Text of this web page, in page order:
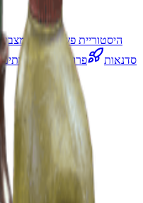
היסטוריית פשיטות מצבור
סדנאות
פרויקטים צוותים